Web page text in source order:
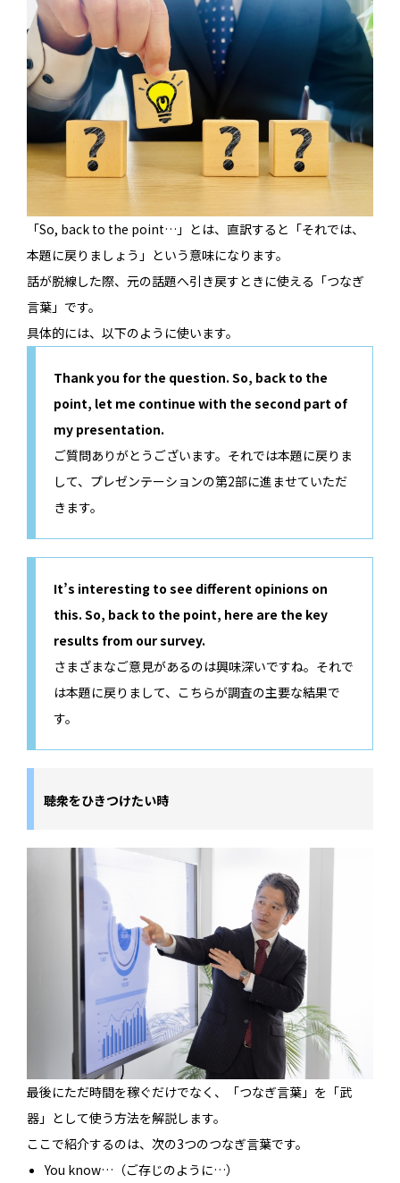
「So, back to the point…」とは、直訳すると「それでは、
本題に戻りましょう」という意味になります。
話が脱線した際、元の話題へ引き戻すときに使える「つなぎ
言葉」です。
具体的には、以下のように使います。
Thank you for the question. So, back to the
point, let me continue with the second part of
my presentation.
ご質問ありがとうございます。それでは本題に戻りま
して、プレゼンテーションの第2部に進ませていただ
きます。
It’s interesting to see different opinions on
this. So, back to the point, here are the key
results from our survey.
さまざまなご意見があるのは興味深いですね。それで
は本題に戻りまして、こちらが調査の主要な結果で
す。
聴衆をひきつけたい時
最後にただ時間を稼ぐだけでなく、「つなぎ言葉」を「武
器」として使う方法を解説します。
ここで紹介するのは、次の3つのつなぎ言葉です。
You know…（ご存じのように…）